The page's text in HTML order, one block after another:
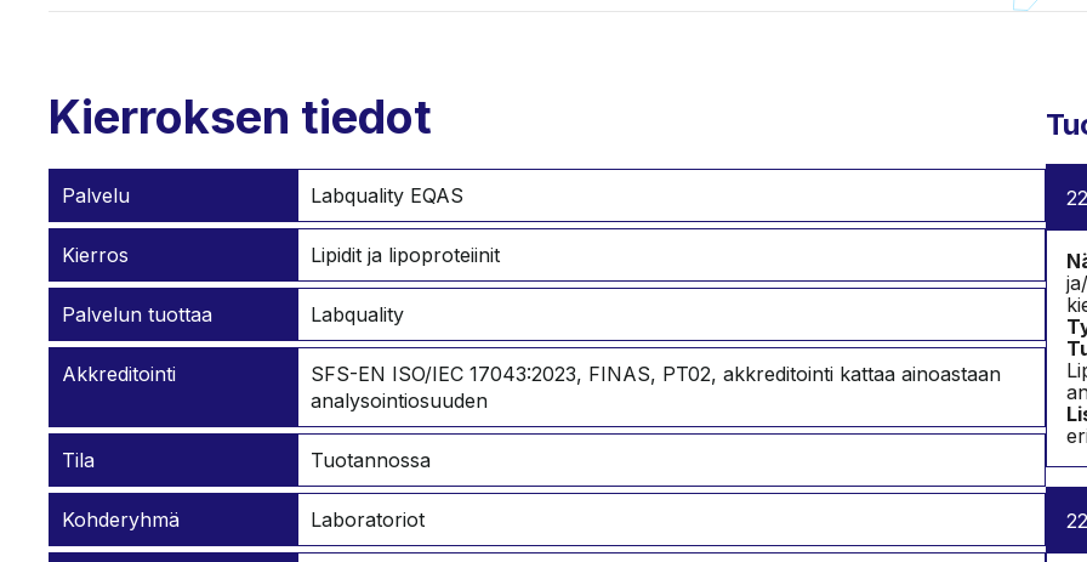
Kierroksen tiedot
Palvelu Labquality EQAS
Kierros Lipidit ja lipoproteiinit
Palvelun tuottaa Labquality
Akkreditointi
SFS-EN ISO/IEC 17043:2023, FINAS, PT02, akkreditointi kattaa ainoastaan
analysointiosuuden
Tila Tuotannossa
Kohderyhmä Laboratoriot